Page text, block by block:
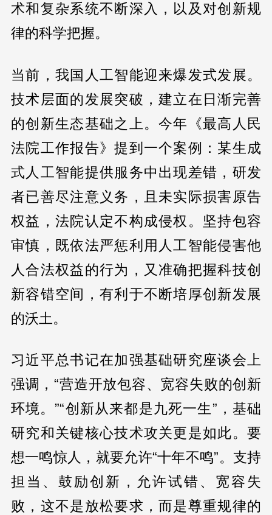
术和复杂系统不断深入，以及对创新规
律的科学把握。
当前，我国人工智能迎来爆发式发展。
技术层面的发展突破，建立在日渐完善
的创新生态基础之上。今年《最高人民
法院工作报告》提到一个案例：某生成
式人工智能提供服务中出现差错，研发
者已善尽注意义务，且未实际损害原告
权益，法院认定不构成侵权。坚持包容
审慎，既依法严惩利用人工智能侵害他
人合法权益的行为，又准确把握科技创
新容错空间，有利于不断培厚创新发展
的沃土。
习近平总书记在加强基础研究座谈会上
强调，“营造开放包容、宽容失败的创新
环境。”“创新从来都是九死一生”，基础
研究和关键核心技术攻关更是如此。要
想一鸣惊人，就要允许“十年不鸣”。支持
担当、鼓励创新，允许试错、宽容失
败，这不是放松要求，而是尊重规律的